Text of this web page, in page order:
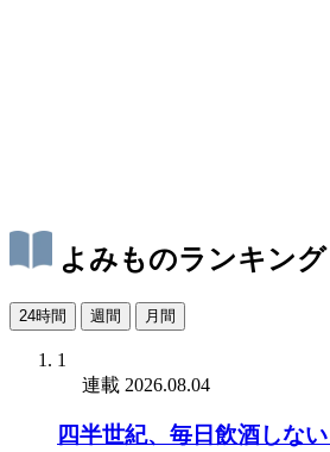
よみものランキング
24時間 週間 月間
1
連載 2026.08.04
四半世紀、毎日飲酒しな